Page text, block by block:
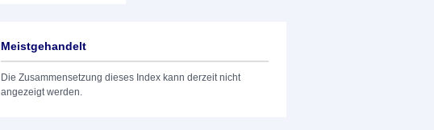
Meistgehandelt
Die Zusammensetzung dieses Index kann derzeit nicht
angezeigt werden.